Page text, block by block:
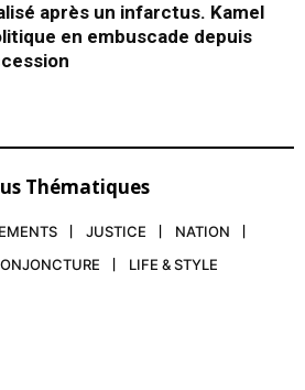
le1.ma
de
après un infarctus. Kamel
en embuscade depuis
Thématiques
JUSTICE
NATION
LIFE & STYLE